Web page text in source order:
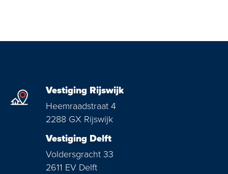
Vestiging Rijswijk
Heemraadstraat 4
2288 GX Rijswijk
Vestiging Delft
Voldersgracht 33
2611 EV Delft